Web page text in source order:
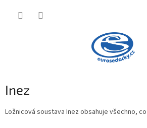
Inez
Ložnicová soustava Inez obsahuje všechno,